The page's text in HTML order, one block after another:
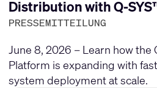
Distribution with Q-
PRESSEMITTEILUNG
June 8, 2026 – Learn how the
Platform is expanding with
system deployment at scale.